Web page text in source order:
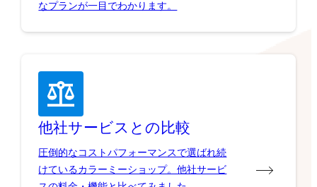
なプランが一目でわかります。
他社サービスとの比較
圧倒的なコストパフォーマンスで選ばれ続
けているカラーミーショップ。他社サービ